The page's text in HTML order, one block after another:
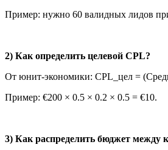
Пример: нужно 60 валидных лидов
2) Как определить целевой CPL?
От юнит-экономики: CPL_цел =
Пример: €200 × 0.5 × 0.2 × 0.5 = €10.
3) Как распределить бюджет между